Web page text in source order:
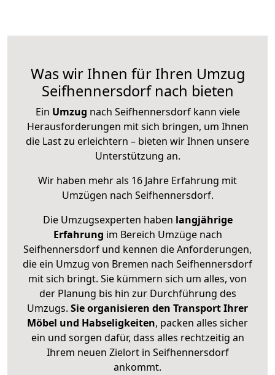
Was wir Ihnen für Ihren Umzug
Seifhennersdorf nach bieten
Ein Umzug nach Seifhennersdorf kann viele
Herausforderungen mit sich bringen, um Ihnen
die Last zu erleichtern – bieten wir Ihnen unsere
Unterstützung an.
Wir haben mehr als 16 Jahre Erfahrung mit
Umzügen nach Seifhennersdorf.
Die Umzugsexperten haben langjährige
Erfahrung im Bereich Umzüge nach
Seifhennersdorf und kennen die Anforderungen,
die ein Umzug von Bremen nach Seifhennersdorf
mit sich bringt. Sie kümmern sich um alles, von
der Planung bis hin zur Durchführung des
Umzugs. Sie organisieren den Transport Ihrer
Möbel und Habseligkeiten, packen alles sicher
ein und sorgen dafür, dass alles rechtzeitig an
Ihrem neuen Zielort in Seifhennersdorf
ankommt.